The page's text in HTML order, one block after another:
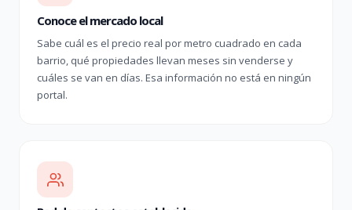
Conoce el mercado local
Sabe cuál es el precio real por metro cuadrado en cada
barrio, qué propiedades llevan meses sin venderse y
cuáles se van en días. Esa información no está en ningún
portal.